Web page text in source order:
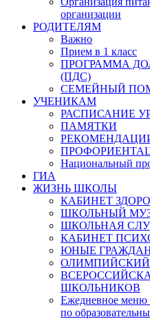
организации
РОДИТЕЛЯМ
Важно
Прием в 1 класс
ПРОГРАММА
(ПДС)
СЕМЕЙНЫЙ
УЧЕНИКАМ
РАСПИСАНИЕ
ПАМЯТКИ
Национальный
ГИА
ЖИЗНЬ ШКОЛЫ
КАБИНЕТ
ШКОЛЬНЫЙ
ШКОЛЬНАЯ
КАБИНЕТ
ЮНЫЕ
ОЛИМПИЙСКИЙ
ШКОЛЬНИКОВ
Ежедневное меню
по